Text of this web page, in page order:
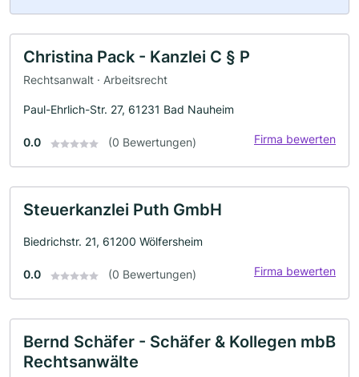
Christina Pack - Kanzlei C § P
Rechtsanwalt · Arbeitsrecht
Paul-Ehrlich-Str. 27, 61231 Bad Nauheim
0.0 (0 Bewertungen) Firma bewerten
Steuerkanzlei Puth GmbH
Biedrichstr. 21, 61200 Wölfersheim
0.0 (0 Bewertungen) Firma bewerten
Bernd Schäfer - Schäfer & Kollegen mbB
Rechtsanwälte